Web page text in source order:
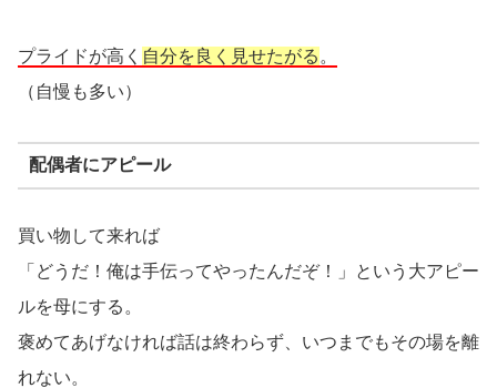
プライドが高く 自分を良く見せたがる 。
（自慢も多い）
配偶者にアピール
買い物して来れば
「どうだ！俺は手伝ってやったんだぞ！」という大アピー
ルを母にする。
褒めてあげなければ話は終わらず、いつまでもその場を離
れない。